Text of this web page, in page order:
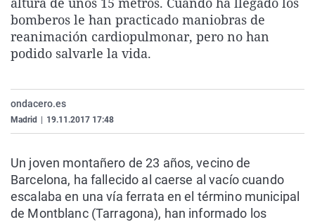
La rosa de los vientos
Gente viajera
Caso
Retornados
Extremadura
Galicia
Virales
Televisión
bomberos le han practicado maniobras de
reanimación cardiopulmonar, pero no han
podido salvarle la vida.
ondacero.es
Madrid 19.11.2017 17:48
Un joven montañero de 23 años, vecino de
Barcelona, ha fallecido al caerse al vacío cuando
escalaba en una vía ferrata en el término municipal
de Montblanc (Tarragona), han informado los